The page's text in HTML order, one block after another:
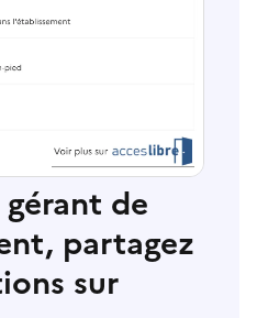
de
partagez
sur